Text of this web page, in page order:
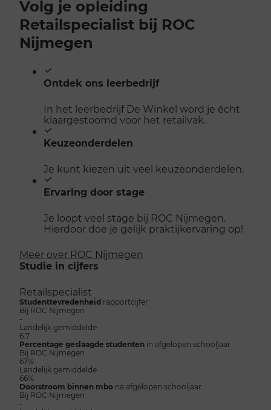
Volg je opleiding
Retailspecialist bij ROC
Nijmegen
Ontdek ons leerbedrijf
In het leerbedrijf De Winkel word je écht
klaargestoomd voor het retailvak.
Keuzeonderdelen
Je kunt kiezen uit veel keuzeonderdelen.
Ervaring door stage
Je loopt veel stage bij ROC Nijmegen.
Hierdoor doe je gelijk praktijkervaring op!
Meer over ROC Nijmegen
Studie in cijfers
Retailspecialist
Studenttevredenheid rapportcijfer
Bij ROC Nijmegen
-
Landelijk gemiddelde
6.7
Percentage geslaagde studenten in afgelopen schooljaar
Bij ROC Nijmegen
67%
Landelijk gemiddelde
66%
Doorstroom binnen mbo na afgelopen schooljaar
Bij ROC Nijmegen
-